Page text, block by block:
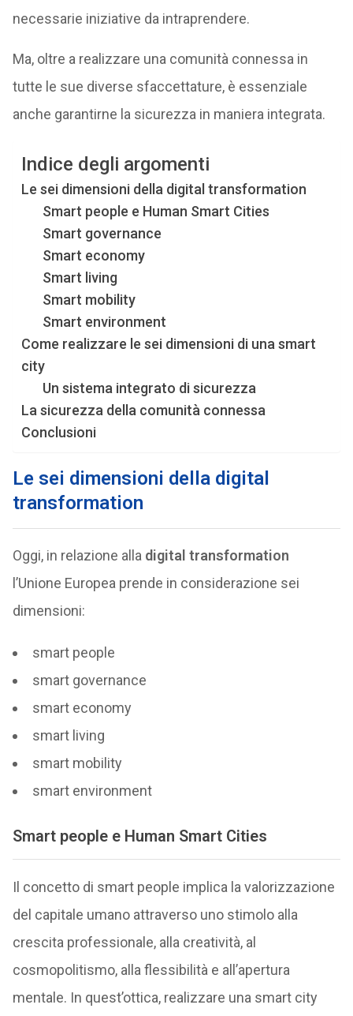
necessarie iniziative da intraprendere.
Ma, oltre a realizzare una comunità connessa in
tutte le sue diverse sfaccettature, è essenziale
anche garantirne la sicurezza in maniera integrata.
Indice degli argomenti
Le sei dimensioni della digital transformation
Smart people e Human Smart Cities
Smart governance
Smart economy
Smart living
Smart mobility
Smart environment
Come realizzare le sei dimensioni di una smart
city
Un sistema integrato di sicurezza
La sicurezza della comunità connessa
Conclusioni
Le sei dimensioni della digital
transformation
Oggi, in relazione alla digital transformation
l’Unione Europea prende in considerazione sei
dimensioni:
smart people
smart governance
smart economy
smart living
smart mobility
smart environment
Smart people e Human Smart Cities
Il concetto di smart people implica la valorizzazione
del capitale umano attraverso uno stimolo alla
crescita professionale, alla creatività, al
cosmopolitismo, alla flessibilità e all’apertura
mentale. In quest’ottica, realizzare una smart city